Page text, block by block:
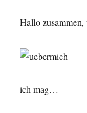
Hallo
ich mag…